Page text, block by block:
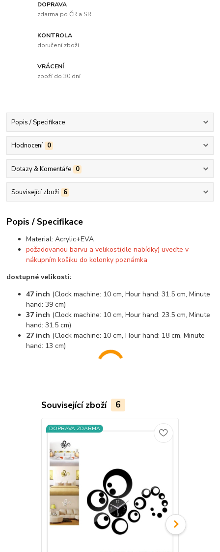
DOPRAVA
zdarma po ČR a SR
KONTROLA
doručení zboží
VRÁCENÍ
zboží do 30 dní
Popis / Specifikace
Hodnocení 0
Dotazy & Komentáře 0
Související zboží 6
Popis / Specifikace
Material:Acrylic+EVA
požadovanou barvu a velikost(dle nabídky) uveďte v
nákupním košíku do kolonky poznámka
dostupné velikosti:
47 inch (Clock machine: 10 cm, Hour hand: 31.5 cm, Minute
hand: 39 cm)
37 inch (Clock machine: 10 cm, Hour hand: 23.5 cm, Minute
hand: 31.5 cm)
27 inch (Clock machine: 10 cm, Hour hand: 18 cm, Minute
hand: 13 cm)
Související zboží 6
DOPRAVA ZDARMA